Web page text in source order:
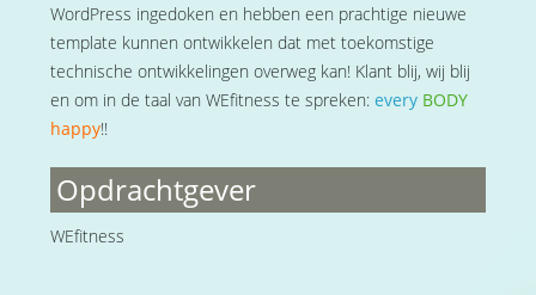
WordPress ingedoken en hebben een prachtige nieuwe
template kunnen ontwikkelen dat met toekomstige
technische ontwikkelingen overweg kan! Klant blij, wij blij
en om in de taal van WEfitness te spreken: every BODY
happy!!
Opdrachtgever
WEfitness